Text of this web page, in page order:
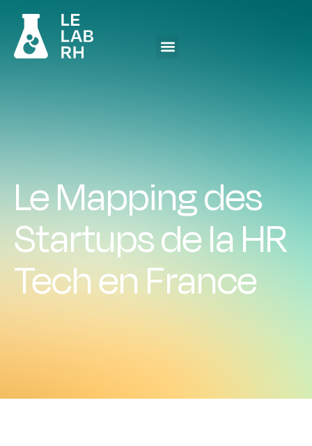
Le Mapping des
Startups de la HR
Tech en France